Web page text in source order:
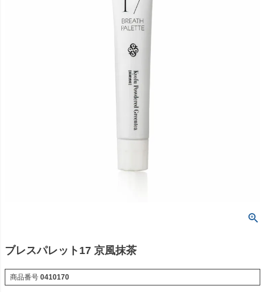
ブレスパレット17 京風抹茶
商品番号 0410170